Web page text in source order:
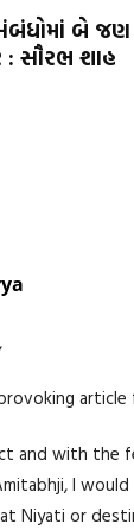
બે જણ
: સૌરભ શાહ
article
and with the
I
Niyati or